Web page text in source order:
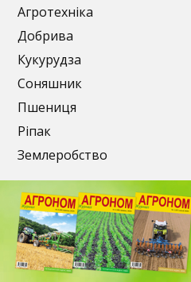
Агротехніка
Добрива
Кукурудза
Соняшник
Пшениця
Ріпак
Землеробство
© 2003-2026. ТОВ
Публікації Рекламодавцям